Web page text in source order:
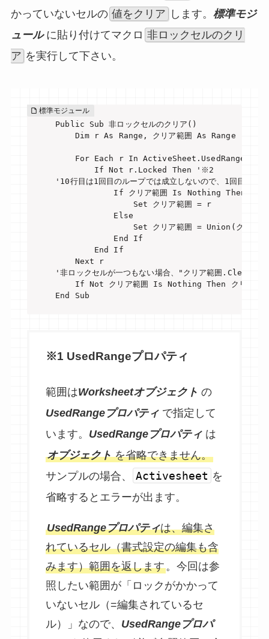
かっていないセルの 値をクリア します。 標準モジ
ュールに貼り付けてマクロ 非ロックセルのクリ
ア を実行して下さい。
Public Sub 非ロックセルのクリア()
    Dim r As Range, クリア範囲 As Range
    For Each r In ActiveSheet.UsedRange '※1
        If Not r.Locked Then '※2
'10行目は1回目のループでは成立しないので、1回目のル
            If クリア範囲 Is Nothing Then
                Set クリア範囲 = r
            Else
Set クリア範囲 = Union(クリア
            End If
        End If
    Next r
'非ロックセルが一つもない場合、"クリア範囲
If Not クリア範囲 Is Nothing Then クリア範
End Sub
※1 UsedRangeプロパティ
範囲はWorksheetオブジェクト の
UsedRangeプロパティで指定して
います。 UsedRangeプロパティは
オブジェクトを省略できません。
サンプルの場合、
Activesheet を
省略するとエラーが出ます。
UsedRangeプロパティは、編集さ
れているセル（書式設定の編集も含
みます）範囲を返します。今回は参
照したい範囲が「ロックがかかって
いないセル（=編集されているセ
ル）」なので、 UsedRangeプロパ